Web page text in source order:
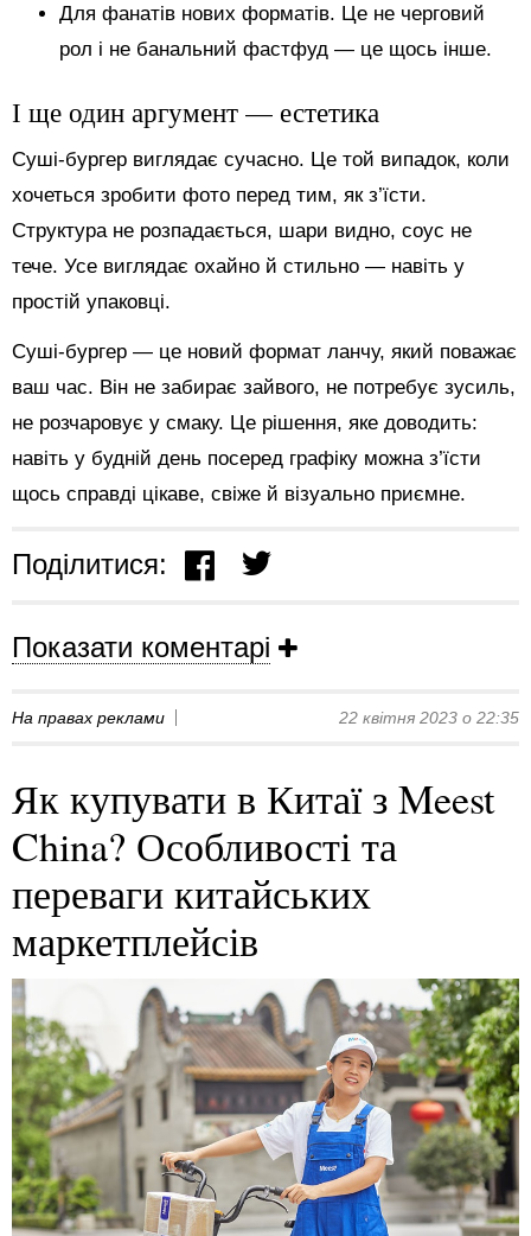
Для фанатів нових форматів. Це не черговий
рол і не банальний фастфуд — це щось інше.
І ще один аргумент — естетика
Суші-бургер виглядає сучасно. Це той випадок, коли
хочеться зробити фото перед тим, як з’їсти.
Структура не розпадається, шари видно, соус не
тече. Усе виглядає охайно й стильно — навіть у
простій упаковці.
Суші-бургер — це новий формат ланчу, який поважає
ваш час. Він не забирає зайвого, не потребує зусиль,
не розчаровує у смаку. Це рішення, яке доводить:
навіть у будній день посеред графіку можна з’їсти
щось справді цікаве, свіже й візуально приємне.
Поділитися:
Показати коментарі
На правах реклами 22 квітня 2023 о 22:35
Як купувати в Китаї з Meest
China? Особливості та
переваги китайських
маркетплейсів